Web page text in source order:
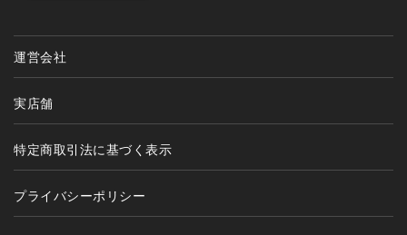
運営会社
実店舗
特定商取引法に基づく表示
プライバシーポリシー